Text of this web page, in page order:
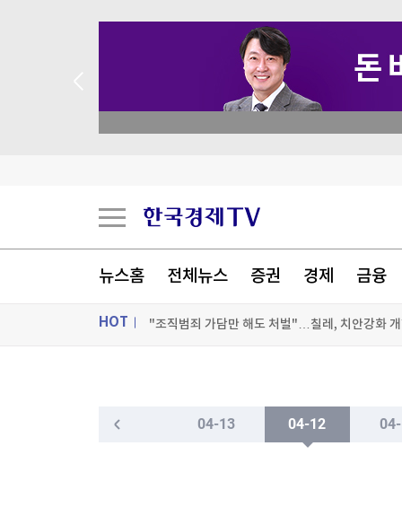
뉴스홈 전체뉴스 증권 경제 금융
HOT
공항에 폭발물 탑재 드론까지…독일 정부 "새로
[포토+] 박정민, '멋짐 가득한 모습~'뉴스홈
증권
04-13 04-12